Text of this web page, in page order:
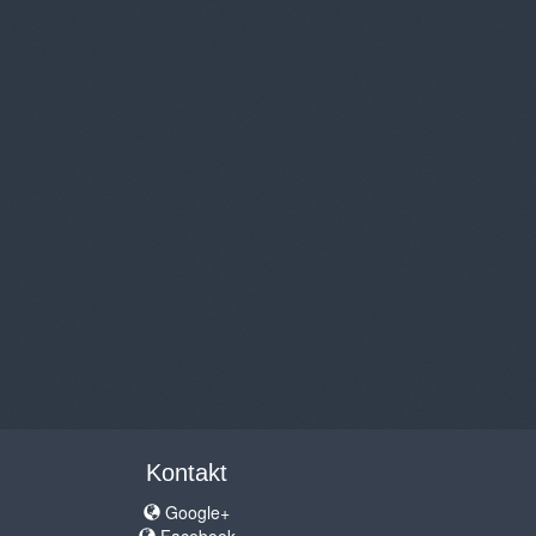
Kontakt
Google+